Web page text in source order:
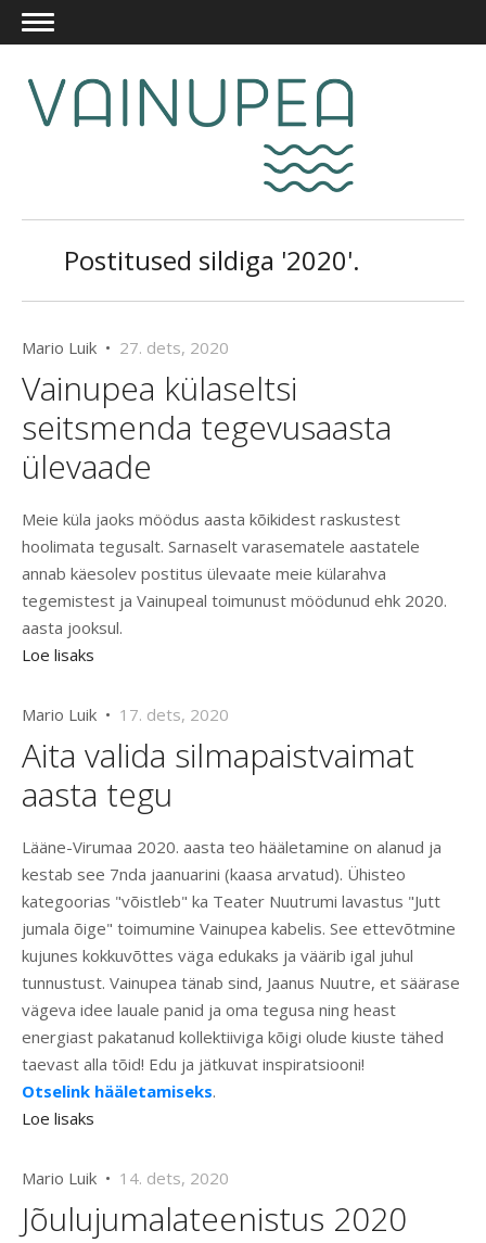
Postitused sildiga '2020'.
Mario Luik • 27. dets, 2020
Vainupea külaseltsi
seitsmenda tegevusaasta
ülevaade
Meie küla jaoks möödus aasta kõikidest raskustest
hoolimata tegusalt. Sarnaselt varasematele aastatele
annab käesolev postitus ülevaate meie külarahva
tegemistest ja Vainupeal toimunust möödunud ehk 2020.
aasta jooksul.
Loe lisaks
Mario Luik • 17. dets, 2020
Aita valida silmapaistvaimat
aasta tegu
Lääne-Virumaa 2020. aasta teo hääletamine on alanud ja
kestab see 7nda jaanuarini (kaasa arvatud). Ühisteo
kategoorias "võistleb" ka Teater Nuutrumi lavastus "Jutt
jumala õige" toimumine Vainupea kabelis. See ettevõtmine
kujunes kokkuvõttes väga edukaks ja väärib igal juhul
tunnustust. Vainupea tänab sind, Jaanus Nuutre, et säärase
vägeva idee lauale panid ja oma tegusa ning heast
energiast pakatanud kollektiiviga kõigi olude kiuste tähed
taevast alla tõid! Edu ja jätkuvat inspiratsiooni!
Otselink hääletamiseks.
Loe lisaks
Mario Luik • 14. dets, 2020
Jõulujumalateenistus 2020